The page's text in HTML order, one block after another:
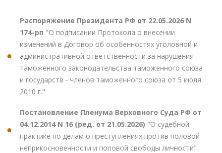
Распоряжение Президента РФ от 22.05.2026 N
174-рп "О подписании Протокола о внесении
изменений в Договор об особенностях уголовной и
административной ответственности за нарушения
таможенного законодательства таможенного союза
и государств - членов таможенного союза от 5 июля
2010 г."
Постановление Пленума Верховного Суда РФ от
04.12.2014 N 16 (ред. от 21.05.2026) "О судебной
практике по делам о преступлениях против половой
неприкосновенности и половой свободы личности"